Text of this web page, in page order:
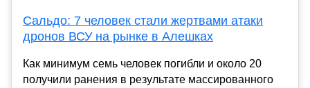
Сальдо: 7 человек стали жертвами атаки
дронов ВСУ на рынке в Алешках
Как минимум семь человек погибли и около 20
получили ранения в результате массированного